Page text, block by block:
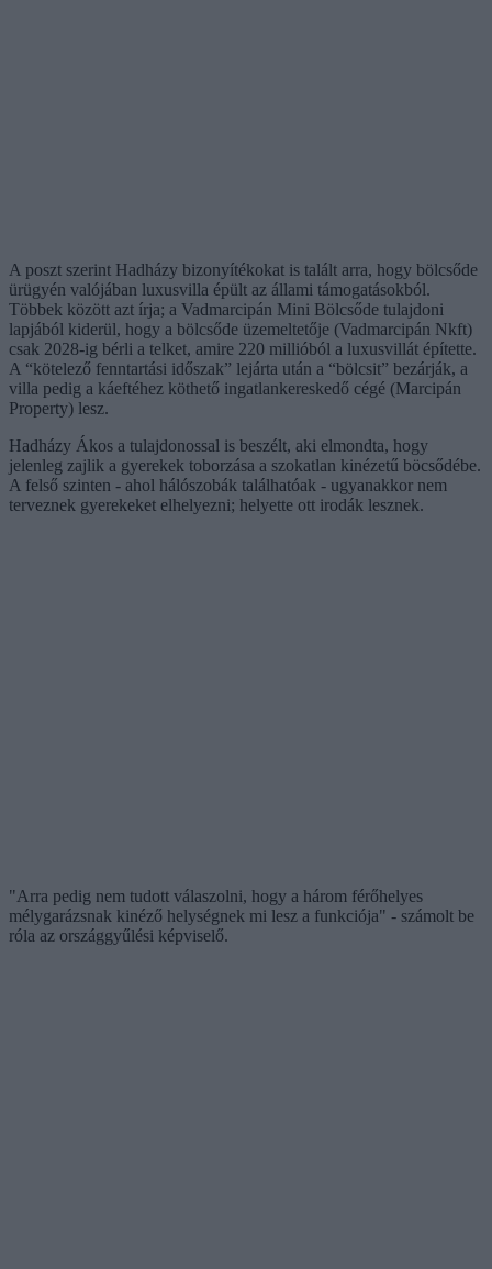
A poszt szerint Hadházy bizonyítékokat is talált arra, hogy bölcsőde
ürügyén valójában luxusvilla épült az állami támogatásokból.
Többek között azt írja; a Vadmarcipán Mini Bölcsőde tulajdoni
lapjából kiderül, hogy a bölcsőde üzemeltetője (Vadmarcipán Nkft)
csak 2028-ig bérli a telket, amire 220 millióból a luxusvillát építette.
A “kötelező fenntartási időszak” lejárta után a “bölcsit” bezárják, a
villa pedig a káeftéhez köthető ingatlankereskedő cégé (Marcipán
Property) lesz.
Hadházy Ákos a tulajdonossal is beszélt, aki elmondta, hogy
jelenleg zajlik a gyerekek toborzása a szokatlan kinézetű böcsődébe.
A felső szinten - ahol hálószobák találhatóak - ugyanakkor nem
terveznek gyerekeket elhelyezni; helyette ott irodák lesznek.
"Arra pedig nem tudott válaszolni, hogy a három férőhelyes
mélygarázsnak kinéző helységnek mi lesz a funkciója" - számolt be
róla az országgyűlési képviselő.